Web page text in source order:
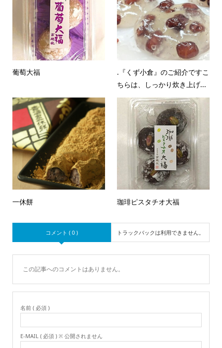
葡萄大福
.『くず小倉』のご紹介ですこ
ちらは、しっかり炊き上げ...
一休餅 珈琲ピスタチオ大福
コメント ( 0 ) トラックバックは利用できません。
この記事へのコメントはありません。
名前 ( 必須 )
E-MAIL ( 必須 ) ※ 公開されません